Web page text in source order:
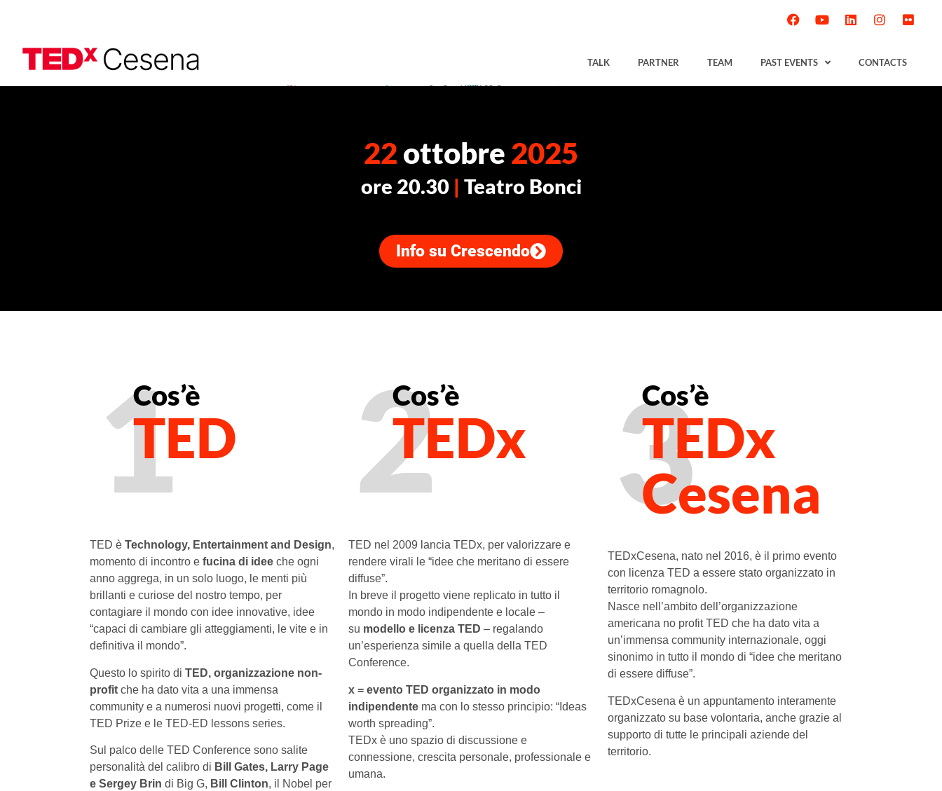
TALK PARTNER TEAM PAST EVENTS CONTACTS
22 ottobre 2025
ore 20.30 | Teatro Bonci
Info su Crescendo
1
Cos’è
TED
TED è Technology, Entertainment and Design,
momento di incontro e fucina di ideeche ogni
anno aggrega, in un solo luogo, le menti più
brillanti e curiose del nostro tempo, per
contagiare il mondo con idee innovative, idee
“capaci di cambiare gli atteggiamenti, le vite e in
definitiva il mondo”.
Questo lo spirito di TED, organizzazione non-
profitche ha dato vita a una immensa
community e a numerosi nuovi progetti, come il
TED Prize e le TED-ED lessons series.
Sul palco delle TED Conference sono salite
personalità del calibro di Bill Gates, Larry Page
e Sergey Brin di Big G, Bill Clinton, il Nobel per
2
Cos’è
TEDx
TED nel 2009 lancia TEDx, per valorizzare e
rendere virali le “idee che meritano di essere
diffuse”.
In breve il progetto viene replicato in tutto il
mondo in modo indipendente e locale –
su modello e licenza TED – regalando
un’esperienza simile a quella della TED
Conference.
x = evento TED organizzato in modo
indipendente ma con lo stesso principio: “Ideas
worth spreading”.
TEDx è uno spazio di discussione e
connessione, crescita personale, professionale e
umana.
3
Cos’è
TEDx
Cesena
TEDxCesena, nato nel 2016, è il primo evento
con licenza TED a essere stato organizzato in
territorio romagnolo.
Nasce nell’ambito dell’organizzazione
americana no profit TED che ha dato vita a
un’immensa community internazionale, oggi
sinonimo in tutto il mondo di “idee che meritano
di essere diffuse”.
TEDxCesena è un appuntamento interamente
organizzato su base volontaria, anche grazie al
supporto di tutte le principali aziende del
territorio.